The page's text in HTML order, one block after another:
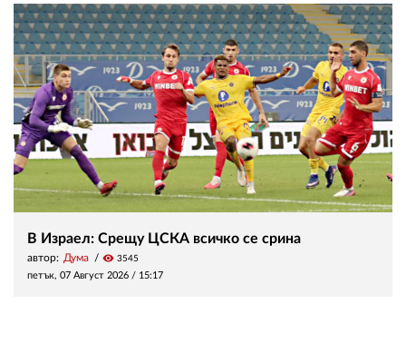
В Израел: Срещу ЦСКА всичко се срина
автор: Дума visibility 3545
петък, 07 Август 2026 / 15:17